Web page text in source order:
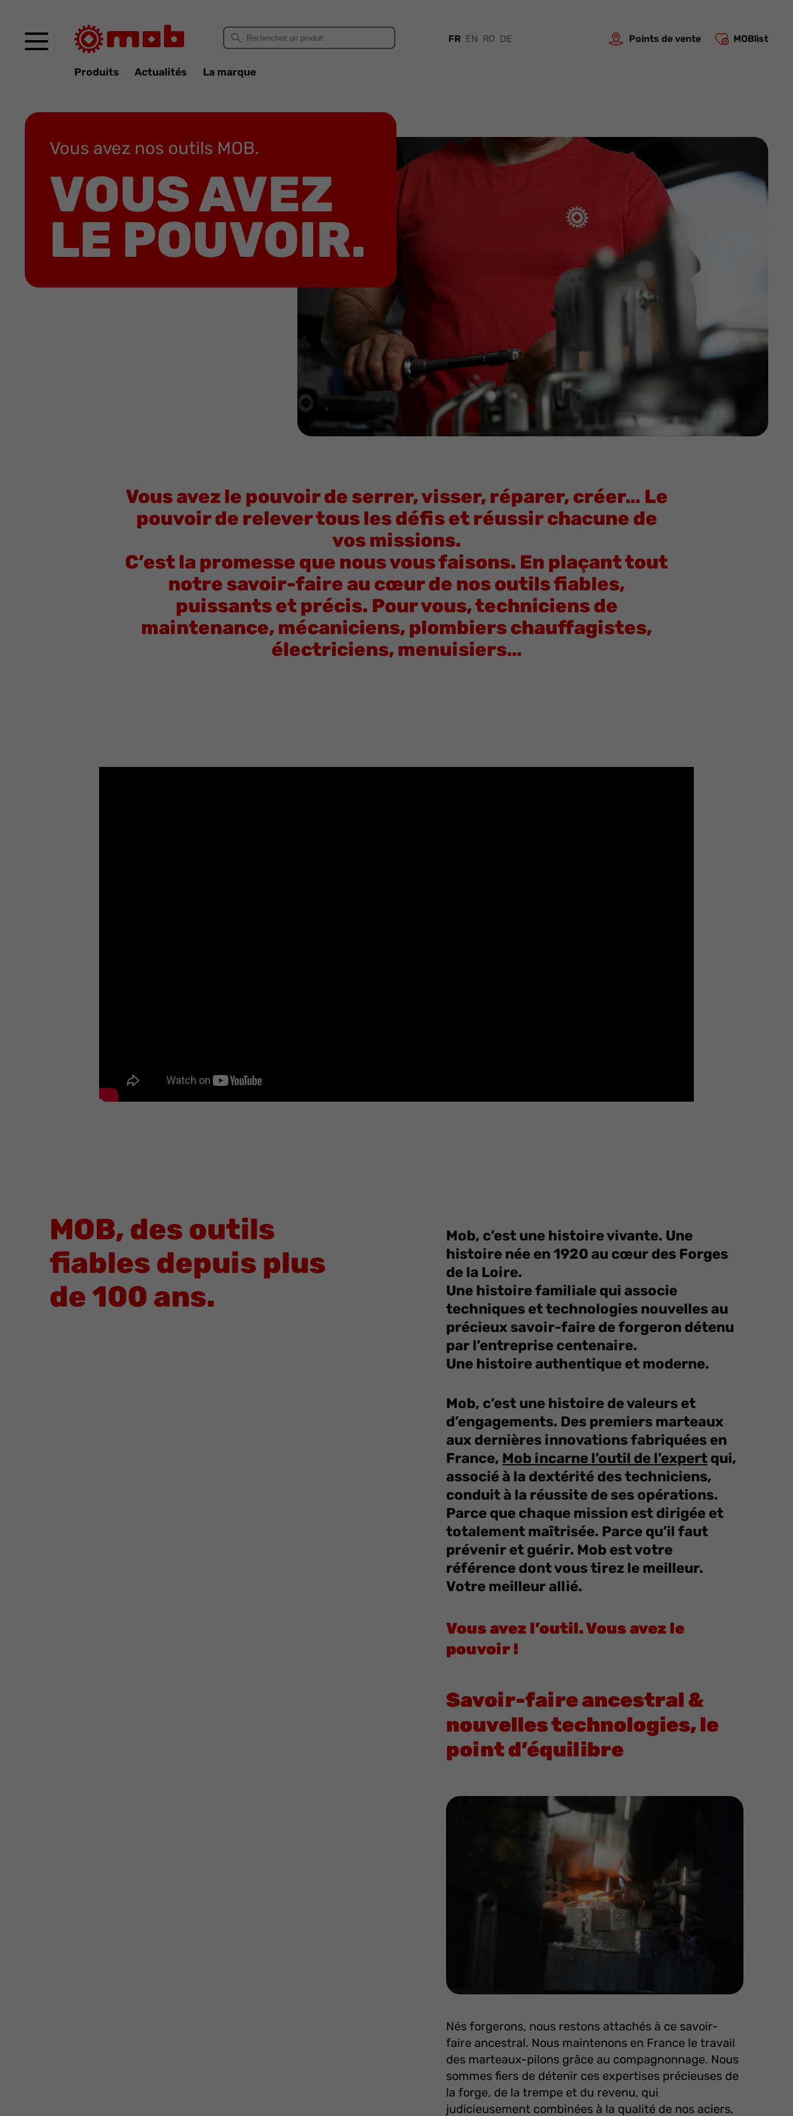
FR EN RO DE Points de vente MOBlist
Produits Actualités La marque
Vous avez nos outils MOB.
VOUS AVEZ
LE POUVOIR.
Vous avez le pouvoir de serrer, visser, réparer, créer… Le
pouvoir de relever tous les défis et réussir chacune de
vos missions.
C’est la promesse que nous vous faisons. En plaçant tout
notre savoir-faire au cœur de nos outils fiables,
puissants et précis. Pour vous, techniciens de
maintenance, mécaniciens, plombiers chauffagistes,
électriciens, menuisiers…
MOB, des outils
fiables depuis plus
de 100 ans.
Mob, c’est une histoire vivante. Une
histoire née en 1920 au cœur des Forges
de la Loire.
Une histoire familiale qui associe
techniques et technologies nouvelles au
précieux savoir-faire de forgeron détenu
par l’entreprise centenaire.
Une histoire authentique et moderne.
Mob, c’est une histoire de valeurs et
d’engagements. Des premiers marteaux
aux dernières innovations fabriquées en
France, Mob incarne l’outil de l’expert qui,
associé à la dextérité des techniciens,
conduit à la réussite de ses opérations.
Parce que chaque mission est dirigée et
totalement maîtrisée. Parce qu’il faut
prévenir et guérir. Mob est votre
référence dont vous tirez le meilleur.
Votre meilleur allié.
Vous avez l’outil. Vous avez le
pouvoir !
Savoir-faire ancestral &
nouvelles technologies, le
point d’équilibre
Nés forgerons, nous restons attachés à ce savoir-
faire ancestral. Nous maintenons en France le travail
des marteaux-pilons grâce au compagnonnage. Nous
sommes fiers de détenir ces expertises précieuses de
la forge, de la trempe et du revenu, qui
judicieusement combinées à la qualité de nos aciers,